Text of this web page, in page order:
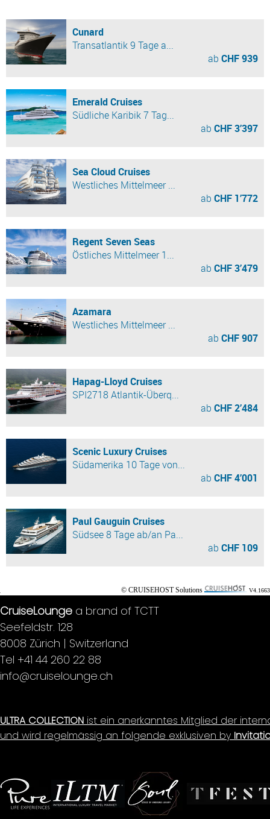
Cunard
Transatlantik 9 Tage a...
ab CHF 939
Emerald Cruises
Südliche Karibik 7 Tag...
ab CHF 3’397
Sea Cloud Cruises
Westliches Mittelmeer ...
ab CHF 1’772
Regent Seven Seas
Östliches Mittelmeer 1...
ab CHF 3’479
Azamara
Westliches Mittelmeer ...
ab CHF 907
Hapag-Lloyd Cruises
SPI2718 Atlantik-Überq...
ab CHF 2’484
Scenic Luxury Cruises
Südamerika 10 Tage von...
ab CHF 4’001
Paul Gauguin Cruises
Südsee 8 Tage ab/an Pa...
ab CHF 109
© CRUISEHOST Solutions V4.1663
CruiseLounge a brand of TCTT
Seefeldstr. 128
8008 Zürich | Switzerland
Tel +41 44 260 22 88
info@cruiselounge.ch
ULTRA COLLECTION ist ein anerkanntes Mitglied der
und wird regelmässig an folgende exklusiven by